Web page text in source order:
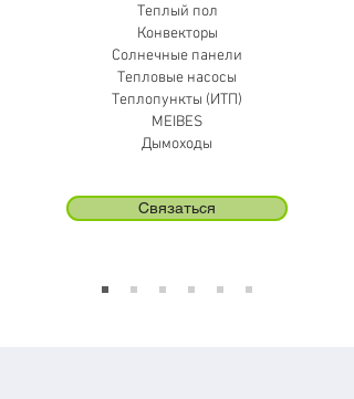
Теплый пол
Конвекторы
Солнечные панели
Тепловые насосы
Теплопункты (ИТП)
MEIBES
Дымоходы
Связаться